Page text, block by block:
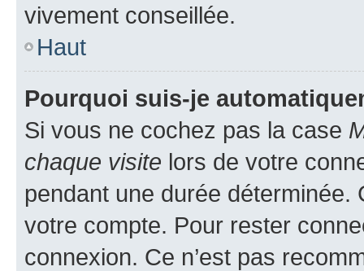
vivement conseillée.
Haut
Pourquoi suis-je
Si vous ne cochez pas la case
chaque visite lors de votre
pendant une durée déterminée.
votre compte. Pour rester
connexion. Ce n’est pas